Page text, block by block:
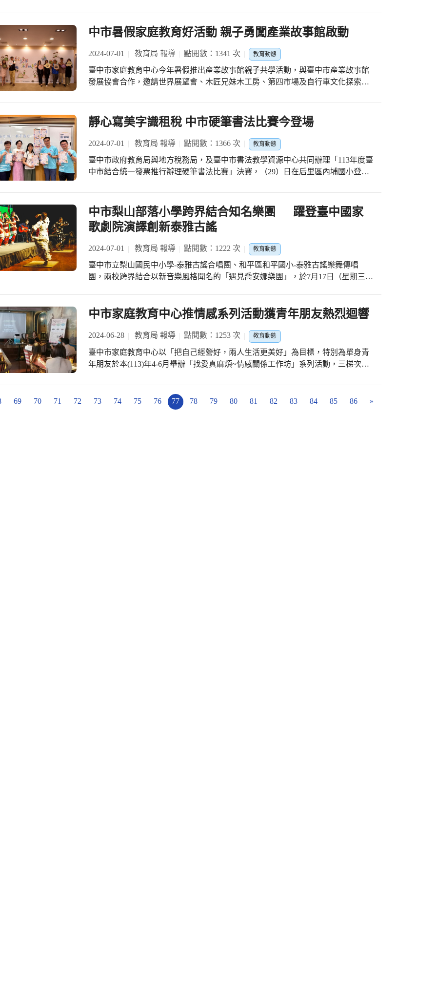
獲得冠軍。高中組黎昱君在科學領域表現卓越，代表臺灣站上國際舞台。潘政穎自
項體育競賽中取得優異成績 大專組獲獎者逢甲大學合經系陳薏婷同學，自幼患有脊
髓性肌肉萎縮症，熱愛生命及卓越的學業成就，堪稱學生學習的表率。
自主行動、溝通互動、社會參與的終身學習者，針對教學年資較淺的初任老師，教
學校辦理專業社群活動、專業輔導及各項增能研習，鼓勵校長及教師專業成長，使
教學更為優質，學生的學習更為充實。 教育局表示，為了更貼近老師教學需求，並
協助老師面臨更多的挑戰，這場活動邀請教學現場任教多年的資深老師擔任講師，
伴，以及籌組教師專業學習社群，藉由資深教師與初任教師共同專業成長，讓初任
長，在領域課程教學、公開授課與專業回饋、班級經營與學生輔導等面向，提供全
方位教師專業成長途徑，給予老師更多的支持與後援。除了學校體系及研習增能
外，臺中市國民教育地方輔導團亦提供各項教學資源與服務，致力推動教師專業成
中市暑假家庭教育好活動 親子勇闖產業故事館啟動
2024-07-01 教育局 報導 點閱數：1341 次 教育動態
臺中市家庭教育中心今年暑假推出產業故事館親子共學活動，與臺中市產業故事館
發展協會合作，邀請世界展望會、木匠兄妹木工房、第四市場及自行車文化探索館
長們請密切注意臺中市家庭教育中心臉書粉絲頁及Line官方帳號，八月份還有更多
精彩有趣的場次，千萬不要錯過囉! 臺中市家庭教育中心(1)日在新市政大樓臺中廳
辦理親子勇闖產業故事館記者會。市府教育局長蔣偉民表示，市長盧秀燕非常重視
家庭教育，臺中市人口目前已突破285萬人，教育局為倡導家庭的重要性，用心打造
整個城市都是全家人的學習場域，今年暑假將家庭教育資源結合產業故事館、公益
團體，帶領家長與孩子一同前往中、山、海、屯各個行政區，在具有產業文化、地
用最輕鬆的方式進行職業試探初體驗，同時以素養導向學習方式融合STEAM教育的
理念，家長們也能同時獲得陪伴孩子成長的親職教育課程，為育有學齡期孩子的家
庭提供豐富多元的學習機會，讓家長輕鬆學習，孩子快樂體驗。 臺中市產業故事館
發展協會周信宏理事長表示，本系列活動特別安排1場次與世界展望會合作，邀請其
服務家庭共同參與，另有15場次可供本市親子報名參加；於暑假提供孩子們體驗各
式產業發展歷程與文化的活動，同時讓家長參與親職教育講座，不僅豐富了親子們
的暑假生活，更促進了家庭教育和公益事業的發展。 民眾如想進一步了解臺中市家
靜心寫美字識租稅 中市硬筆書法比賽今登場
2024-07-01 教育局 報導 點閱數：1366 次 教育動態
臺中市政府教育局與地方稅務局，及臺中市書法教學資源中心共同辦理「113年度臺
中市結合統一發票推行辦理硬筆書法比賽」決賽，（29）日在后里區內埔國小登
示，市長盧秀燕重視藝術美感教育，為厚植書法教育，教育局積極推動書法教育計
畫。近4年(109至112學年度)爭取並結合中央經費，已補助690多萬元經費協助轄屬
國中小270校次辦理書法教學師資專業成長課程、寒暑假書法學習營隊、設置書法教
學特色學校、遴聘書法專長教學人員及推動書法教學等相關活動。 蔣偉民表示，為
傳承書法藝術教育，落實硬筆書法教育，培養本市市民書寫出美觀的硬筆字，提升
美感素養，教育局於后里區內埔國小設置的「臺中市書法教學資源中心」辦理的硬
筆書法比賽至今(113年)已邁向第5年；市府地方稅務局今年特與教育局攜手合作辦
市民對租稅的認識，又能推廣靜心寫美字的文化藝術，一舉兩得。 承辦比賽的后里
局合辦比賽大受歡迎，暴增到2,073件作品參賽，為歷年來新高，可見推動硬筆書法
已蔚為風氣。 北屯區陳平國小楊玉蘭老師表示，學校師生對於今年的硬筆書法比賽
內容感到很新鮮，在書寫的過程中，增加學生對租稅的認識，家長們也一起鼓勵孩
子參加。協助辦理此賽務的后里區內埔國小韓紫綺老師表示，這次比賽除學生參賽
中市梨山部落小學跨界結合知名樂團 躍登臺中國家
歌劇院演譯創新泰雅古謠
2024-07-01 教育局 報導 點閱數：1222 次 教育動態
臺中市立梨山國民中小學-泰雅古謠合唱團、和平區和平國小-泰雅古謠樂舞傳唱
團，兩校跨界結合以新音樂風格聞名的「遇見喬安娜樂團」，於7月17日（星期三）
市政府教育局長蔣偉民指出，市長盧秀燕重視音樂教育及原住民文化的保存與傳
美融合，帶來一場震撼人心的音樂盛會。 梨山國民中小學洪永明校長表示，學校積
極透過多元化課程與活動，致力於保存和傳承原住民及在地文化；「遇見喬安娜樂
團」團長兼長笛手楊容喬，每月定期到梨山國民中小學教授音樂課，深入鑽研泰雅
族的音樂與舞蹈，不僅豐富了學生的音樂教育，也推動了原住民文化的薪火相傳。
重要組成部分；此次演出將再度挑戰音樂的界限，以爵士樂的即興演奏與泰雅古謠
的傳統節奏交織出獨特的音樂火花。 蔣局長強調，此次跨校、跨界的合作演出，不
中市家庭教育中心推情感系列活動獲青年朋友熱烈迴響
2024-06-28 教育局 報導 點閱數：1253 次 教育動態
臺中市家庭教育中心以「把自己經營好，兩人生活更美好」為目標，特別為單身青
年朋友於本(113)年4-6月舉辦「找愛真麻煩~情感關係工作坊」系列活動，三梯次活
教育局長蔣偉民表示，市長盧秀燕重視本市青年世代各項議題，更關心年輕人面對
自我及情感關係的想法，臺中市家庭教育中心首次與臺中市影視發展基金會及任林
69 70 71 72 73 74 75 76 77 78 79 80 81 82 83 84 85 86 »